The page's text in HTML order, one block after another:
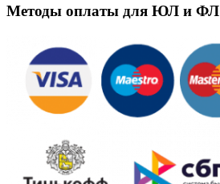
Методы оплаты для ЮЛ и ФЛ